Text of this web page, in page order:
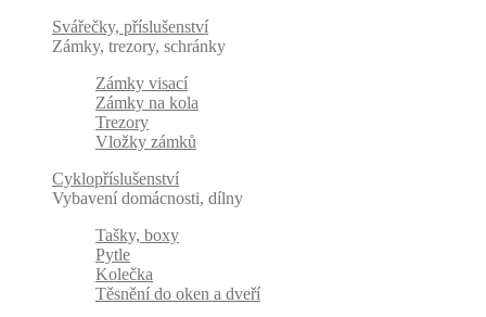
Svářečky, příslušenství
Zámky, trezory, schránky
Zámky visací
Zámky na kola
Trezory
Vložky zámků
Cyklopříslušenství
Vybavení domácnosti, dílny
Tašky, boxy
Pytle
Kolečka
Těsnění do oken a dveří